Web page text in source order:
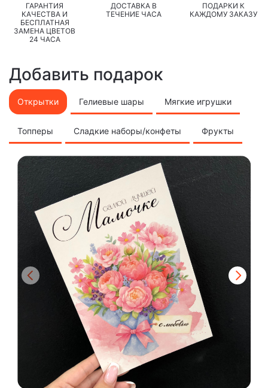
ГАРАНТИЯ
КАЧЕСТВА И
БЕСПЛАТНАЯ
ЗАМЕНА ЦВЕТОВ
24 ЧАСА
ДОСТАВКА В
ТЕЧЕНИЕ ЧАСА
ПОДАРКИ К
КАЖДОМУ ЗАКАЗУ
Добавить подарок
Открытки Гелиевые шары Мягкие игрушки
Топперы Сладкие наборы/конфеты Фрукты